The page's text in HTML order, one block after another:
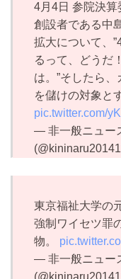
4月4日 参院決算
創設者である中
拡大について、
るって、どうだ
は。”そしたら
を儲けの対象と
pic.twitter.com/
— 非一般ニュー
東京福祉大学の
強制ワイセツ罪
物。
— 非一般ニュー